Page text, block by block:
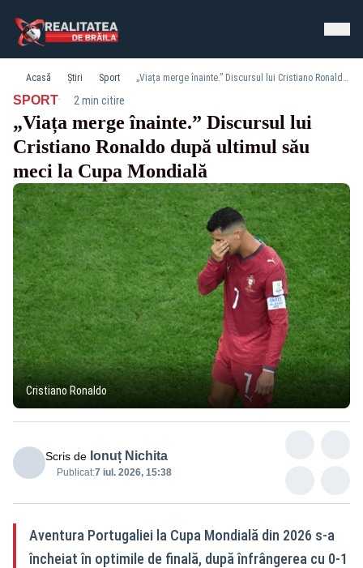
Acasă Știri Sport „Viața merge înainte.” Discursul lui Cristiano Ronaldo după ultimul său meci la Cupa Mondială
SPORT· 2 min citire
„Viața merge înainte.” Discursul lui
Cristiano Ronaldo după ultimul său
meci la Cupa Mondială
Cristiano Ronaldo
Scris de Ionuț Nichita
Publicat:7 iul. 2026, 15:38
Aventura Portugaliei la Cupa Mondială din 2026 s-a
încheiat în optimile de finală, după înfrângerea cu 0-1